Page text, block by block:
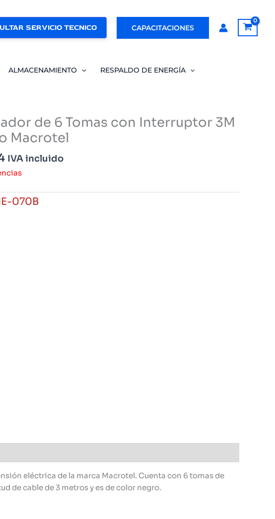
SERVICIO TECNICO CAPACITACIONES
ALMACENAMIENTO RESPALDO DE ENERGÍA
de 6 Tomas con Interruptor 3M
Macrotel
IVA incluido
070B
eléctrica de la marca Macrotel. Cuenta con 6 tomas de
de cable de 3 metros y es de color negro.